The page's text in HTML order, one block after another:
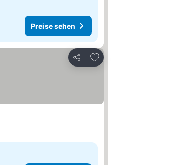
Preise sehen
Teilen
Zu Favoriten hinzufügen